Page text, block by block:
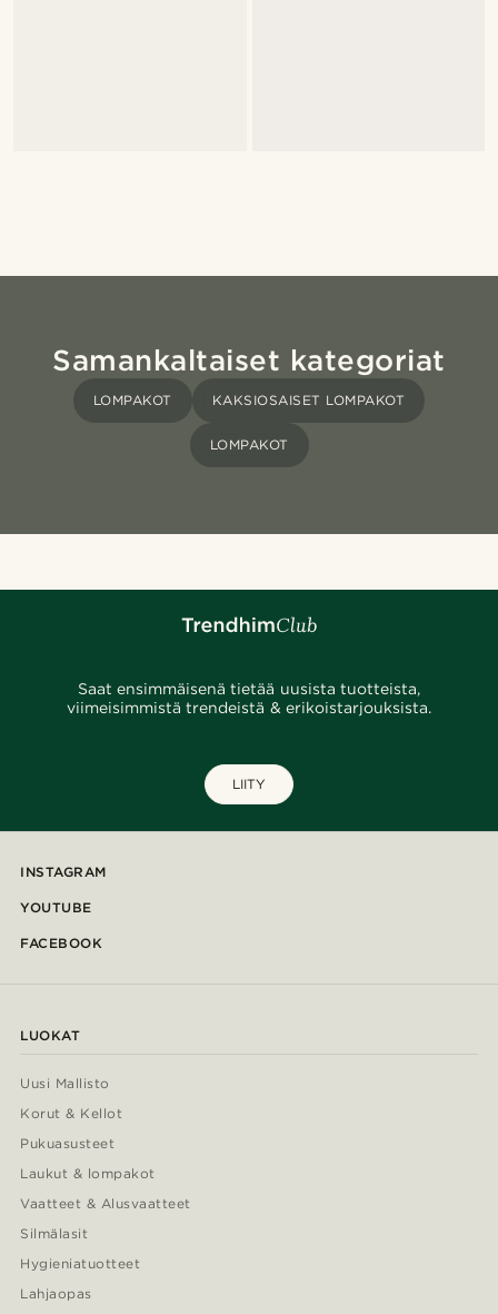
Samankaltaiset kategoriat
LOMPAKOT KAKSIOSAISET LOMPAKOT
LOMPAKOT
Saat ensimmäisenä tietää uusista tuotteista,
viimeisimmistä trendeistä & erikoistarjouksista.
LIITY
INSTAGRAM
YOUTUBE
FACEBOOK
LUOKAT
Uusi Mallisto
Korut & Kellot
Pukuasusteet
Laukut & lompakot
Vaatteet & Alusvaatteet
Silmälasit
Hygieniatuotteet
Lahjaopas